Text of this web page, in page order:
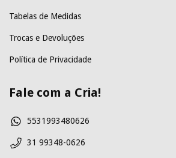
Tabelas de Medidas
Trocas e Devoluções
Política de Privacidade
Fale com a Cria!
5531993480626
31 99348-0626